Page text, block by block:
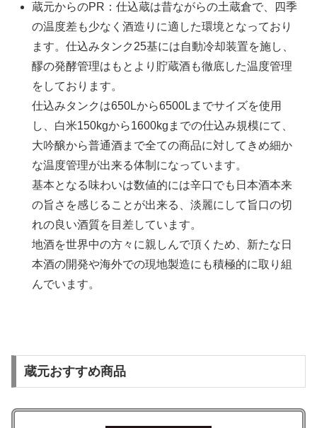
蔵元からのPR：仕込蔵は昔ながらの土蔵倉で、四季
の温度差も少なく酒造りに適した環境となっており
ます。仕込みタンク25基には自動冷却装置を施し、
醪の発酵管理はもとより貯蔵酒も徹底した温度管理
をしております。
仕込みタンクは650Lから6500Lまでサイズを使用
し、白米150kgから1600kgまでの仕込み規模にて、
大吟醸から普通酒まで全ての商品に対してきめ細か
な温度管理が出来る体制になっています。
基本となる味わいは数値的には辛口でも日本酒本来
の旨さを感じることが出来る、淡麗にして旨口の切
れの良い酒質を目差しています。
地酒を世界中の方々に親しんで頂くため、新たな日
本酒の開発や海外での現地製造にも積極的に取り組
んでいます。
蔵元おすすめ商品